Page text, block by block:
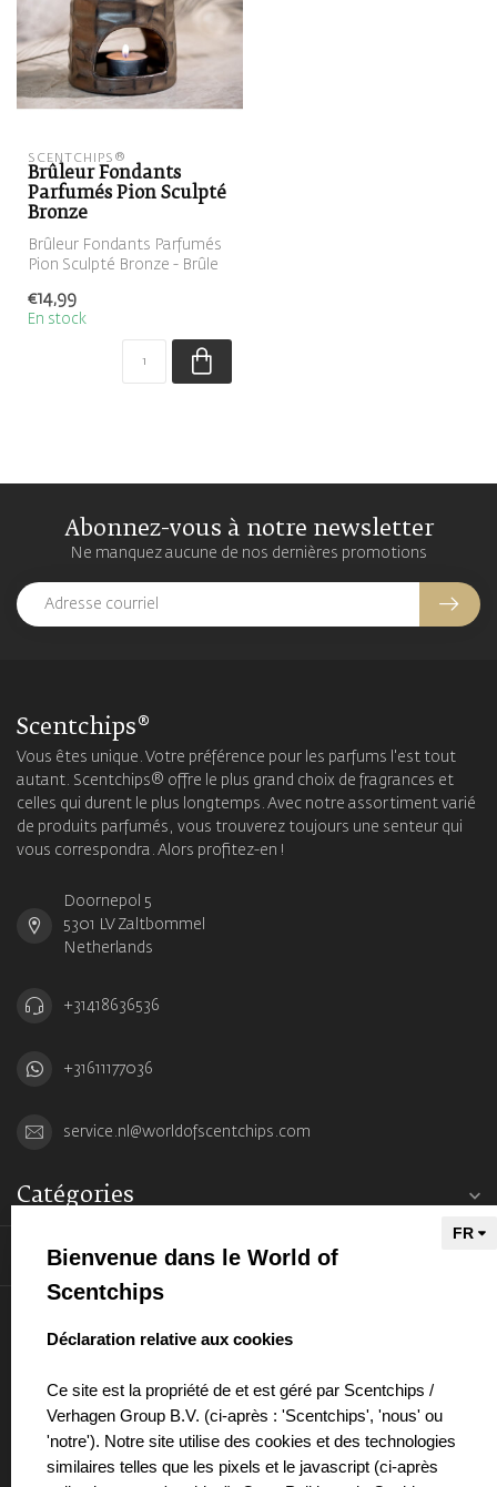
SCENTCHIPS®
Brûleur Fondants
Parfumés Pion Sculpté
Bronze
Brûleur Fondants Parfumés
Pion Sculpté Bronze - Brûle
€14,99
En stock
Abonnez-vous à notre newsletter
Ne manquez aucune de nos dernières promotions
Scentchips®
Vous êtes unique. Votre préférence pour les parfums l'est tout
autant. Scentchips® offre le plus grand choix de fragrances et
celles qui durent le plus longtemps. Avec notre assortiment varié
de produits parfumés, vous trouverez toujours une senteur qui
vous correspondra. Alors profitez-en !
Doornepol 5
5301 LV Zaltbommel
Netherlands
+31418636536
+31611177036
service.nl@worldofscentchips.com
Catégories
Informations
Bienvenue dans le World of
Scentchips
select language
Déclaration relative aux cookies
Ce site est la propriété de et est géré par Scentchips /
Verhagen Group B.V. (ci-après : 'Scentchips', 'nous' ou
'notre'). Notre site utilise des cookies et des technologies
similaires telles que les pixels et le javascript (ci-après